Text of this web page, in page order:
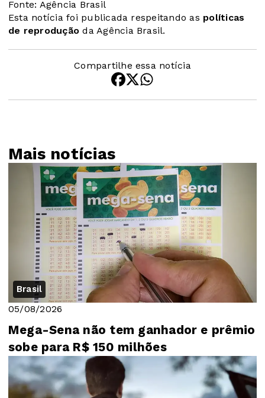
Fonte: Agência Brasil
Esta notícia foi publicada respeitando as políticas
de reprodução da Agência Brasil.
Compartilhe essa notícia
Mais notícias
Brasil
05/08/2026
Mega-Sena não tem ganhador e prêmio
sobe para R$ 150 milhões